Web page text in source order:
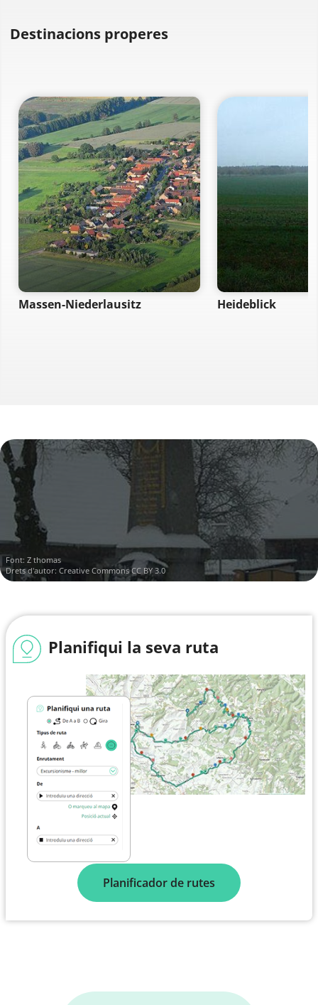
Destinacions properes
Massen-Niederlausitz Heideblick
Font: Z thomas
Drets d'autor: Creative Commons CC BY 3.0
Planifiqui la seva ruta
Planificador de rutes